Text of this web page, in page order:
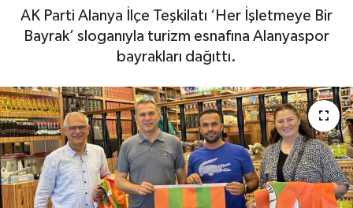
AK Parti Alanya İlçe Teşkilatı ‘Her İşletmeye Bir
Bayrak’ sloganıyla turizm esnafına Alanyaspor
bayrakları dağıttı.
Gizlilik İlkeleri - Privacy Policy
Gündem
Politika
Spor